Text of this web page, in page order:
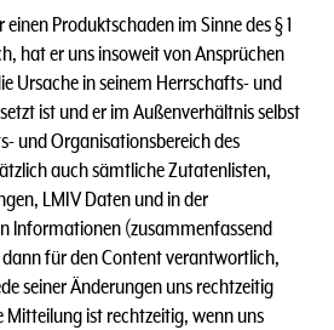
Produktschaden im Sinne des § 1
hat er uns insoweit von Ansprüchen
Ursache in seinem Herrschafts- und
ist und er im Außenverhältnis selbst
und Organisationsbereich des
auch sämtliche Zutatenlisten,
LMIV Daten und in der
lnformationen (zusammenfassend
für den Content verantwortlich,
seiner Änderungen uns rechtzeitig
ist rechtzeitig, wenn uns